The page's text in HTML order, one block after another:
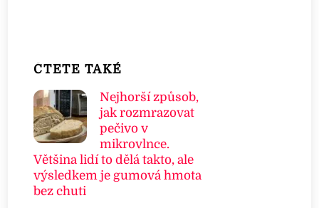
ČTETE TAKÉ
Nejhorší způsob,
jak rozmrazovat
pečivo v
mikrovlnce.
Většina lidí to dělá takto, ale
výsledkem je gumová hmota
bez chuti